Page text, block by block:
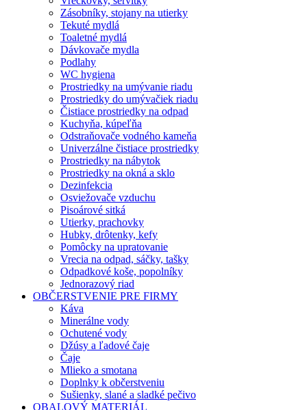
Zásobníky, stojany na utierky
Tekuté mydlá
Toaletné mydlá
Dávkovače mydla
Podlahy
WC hygiena
Prostriedky na umývanie riadu
Prostriedky do umývačiek riadu
Čistiace prostriedky na odpad
Kuchyňa, kúpeľňa
Odstraňovače vodného kameňa
Univerzálne čistiace prostriedky
Prostriedky na nábytok
Prostriedky na okná a sklo
Dezinfekcia
Osviežovače vzduchu
Pisoárové sitká
Utierky, prachovky
Hubky, drôtenky, kefy
Pomôcky na upratovanie
Vrecia na odpad, sáčky, tašky
Odpadkové koše, popolníky
Jednorazový riad
OBČERSTVENIE PRE FIRMY
Káva
Minerálne vody
Ochutené vody
Džúsy a ľadové čaje
Čaje
Mlieko a smotana
Doplnky k občerstveniu
Sušienky, slané a sladké pečivo
OBALOVÝ MATERIÁL